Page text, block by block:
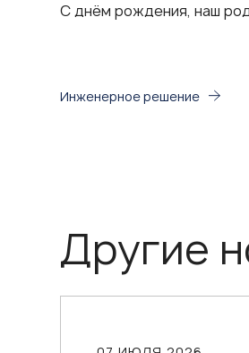
С днём рождения, наш
Инженерное решение
Другие